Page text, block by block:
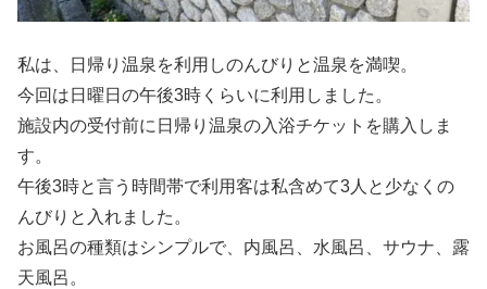
私は、日帰り温泉を利用しのんびりと温泉を満喫。
今回は日曜日の午後3時くらいに利用しました。
施設内の受付前に日帰り温泉の入浴チケットを購入しま
す。
午後3時と言う時間帯で利用客は私含めて3人と少なくの
んびりと入れました。
お風呂の種類はシンプルで、内風呂、水風呂、サウナ、露
天風呂。